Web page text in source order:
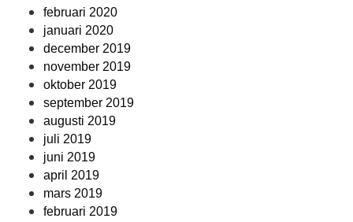
februari 2020
januari 2020
december 2019
november 2019
oktober 2019
september 2019
augusti 2019
juli 2019
juni 2019
april 2019
mars 2019
februari 2019